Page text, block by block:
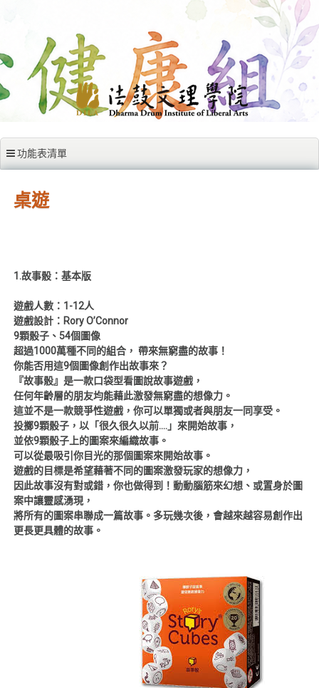
功能表清單
桌遊
1.故事骰：基本版
遊戲人數：1-12人
遊戲設計：Rory O’Connor
9顆骰子、54個圖像
超過1000萬種不同的組合， 帶來無窮盡的故事！
你能否用這9個圖像創作出故事來？
『故事骰』是一款口袋型看圖說故事遊戲，
任何年齡層的朋友均能藉此激發無窮盡的想像力。
這並不是一款競爭性遊戲，你可以單獨或者與朋友一同享受。
投擲9顆骰子，以「很久很久以前….」來開始故事，
並依9顆骰子上的圖案來編織故事。
可以從最吸引你目光的那個圖案來開始故事。
遊戲的目標是希望藉著不同的圖案激發玩家的想像力，
因此故事沒有對或錯，你也做得到！動動腦筋來幻想、或置身於圖
案中讓靈感湧現，
將所有的圖案串聯成一篇故事。多玩幾次後，會越來越容易創作出
更長更具體的故事。